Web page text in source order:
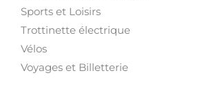
Sports et Loisirs
Trottinette électrique
Vélos
Voyages et Billetterie